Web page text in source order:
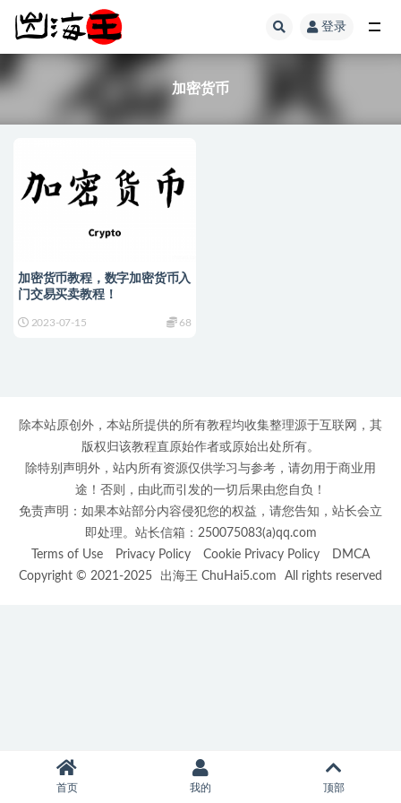
登录
加密货币
加密货币教程，数字加密货币入
门交易买卖教程！
2023-07-15 68
除本站原创外，本站所提供的所有教程均收集整理源于互联网，其
版权归该教程直原始作者或原始出处所有。
除特别声明外，站内所有资源仅供学习与参考，请勿用于商业用
途！否则，由此而引发的一切后果由您自负！
免责声明：如果本站部分内容侵犯您的权益，请您告知，站长会立
即处理。站长信箱：250075083(a)qq.com
Terms of Use
Privacy Policy Cookie Privacy Policy
DMCA
Copyright © 2021-2025
出海王 ChuHai5.com All rights reserved
首页 我的 顶部
全部